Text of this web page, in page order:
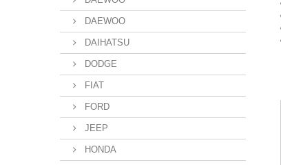
DAEWOO
DAIHATSU
DODGE
FIAT
FORD
JEEP
HONDA